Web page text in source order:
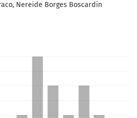
Nereide Borges Boscardin